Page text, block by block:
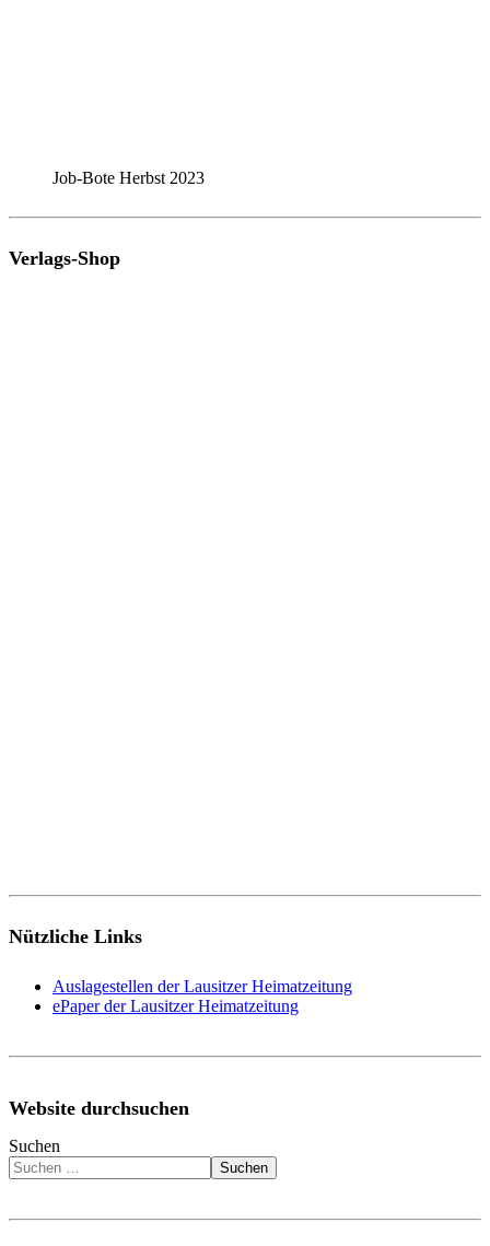
Job-Bote Herbst 2023
Verlags-Shop
Nützliche Links
Auslagestellen der Lausitzer Heimatzeitung
ePaper der Lausitzer Heimatzeitung
Website durchsuchen
Suchen
Suchen